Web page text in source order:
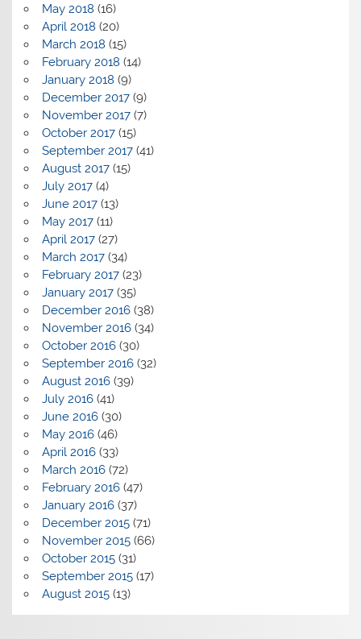
May 2018 (16)
April 2018 (20)
March 2018 (15)
February 2018 (14)
January 2018 (9)
December 2017(9)
November 2017(7)
October 2017(15)
September 2017(41)
August 2017(15)
July 2017(4)
June 2017(13)
May 2017(11)
April 2017(27)
March 2017(34)
February 2017(23)
January 2017(35)
December 2016(38)
November 2016(34)
October 2016(30)
September 2016(32)
August 2016(39)
July 2016(41)
June 2016(30)
May 2016(46)
April 2016(33)
March 2016(72)
February 2016(47)
January 2016(37)
December 2015(71)
November 2015(66)
October 2015(31)
September 2015(17)
August 2015(13)